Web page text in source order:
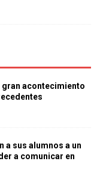
gran acontecimiento
a sus alumnos a un
a comunicar en